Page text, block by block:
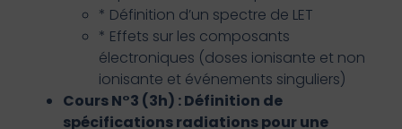
* Définition d’un spectre de LET
* Effets sur les composants
électroniques (doses ionisante et non
ionisante et événements singuliers)
Cours N°3 (3h) : Définition de
spécifications radiations pour une